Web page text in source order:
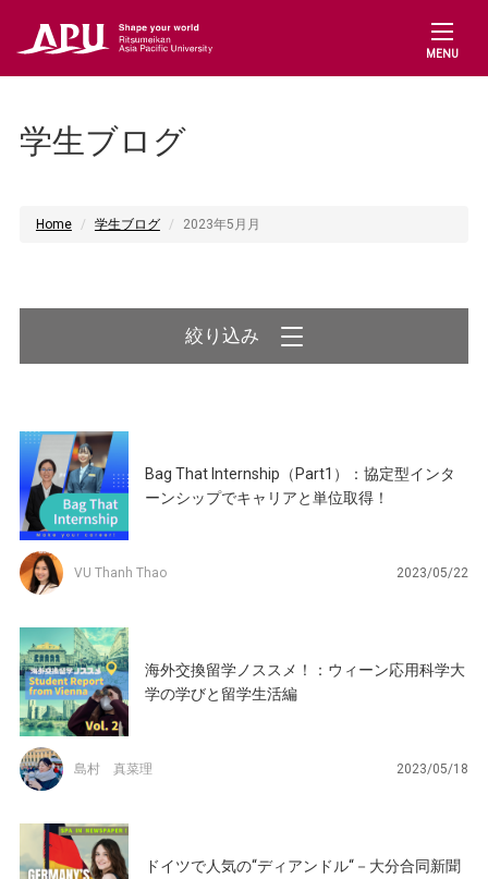
MENU
学生ブログ
Home 学生ブログ 2023年5月月
絞り込み
Bag That Internship（Part1）：協定型インタ
ーンシップでキャリアと単位取得！
VU Thanh Thao 2023/05/22
海外交換留学ノススメ！：ウィーン応用科学大
学の学びと留学生活編
島村 真菜理 2023/05/18
ドイツで人気の“ディアンドル“－大分合同新聞